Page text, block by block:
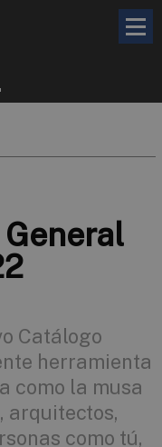
Catálogo
herramienta
como la musa
arquitectos,
como tú,